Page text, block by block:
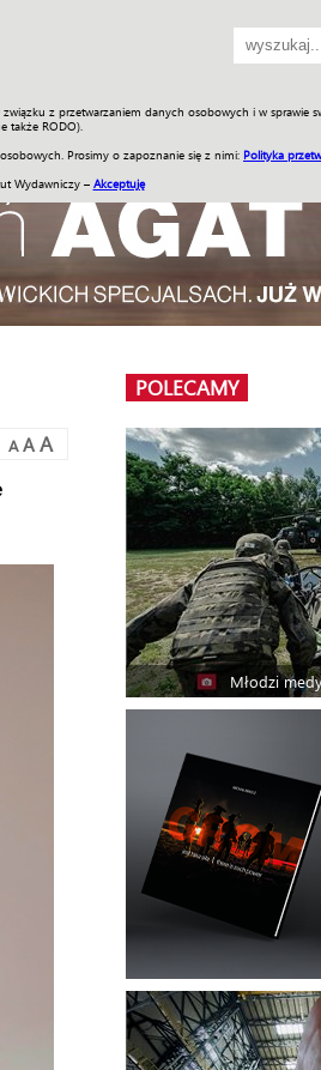
z przetwarzaniem danych osobowych i w sprawie
także RODO).
Prosimy o zapoznanie się z nimi: Polityka
Wydawniczy – Akceptuję
ENGLISH SKLEP Jednodniówki
A A A
POLECAMY
Młodzi